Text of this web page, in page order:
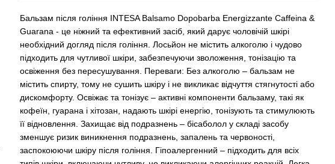
Бальзам після гоління INTESA Balsamo Dopobarba Energizzante Caffeina &
Guarana - це ніжний та ефективний засіб, який дарує чоловічій шкірі
необхідний догляд після гоління. Лосьйон не містить алкоголю і чудово
підходить для чутливої шкіри, забезпечуючи зволоження, тонізацію та
освіження без пересушування. Переваги: Без алкоголю – бальзам не
містить спирту, тому не сушить шкіру і не викликає відчуття стягнутості або
дискомфорту. Освіжає та тонізує – активні компоненти бальзаму, такі як
кофеїн, гуарана і хітозан, надають шкірі енергію, тонізують та стимулюють
її відновлення. Захищає від подразнень – бісаболол у складі засобу
зменшує ризик виникнення подразнень, запалень та червоності,
заспокоюючи шкіру після гоління. Гіпоалергенний – підходить для всіх